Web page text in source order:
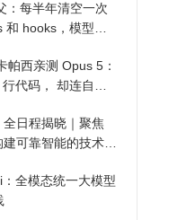
：每半年清空一次
hooks，模型自
帕西亲测 Opus 5：
代码， 却连自己
日程揭晓｜聚焦
可靠智能的技术路
全模态统一大模型